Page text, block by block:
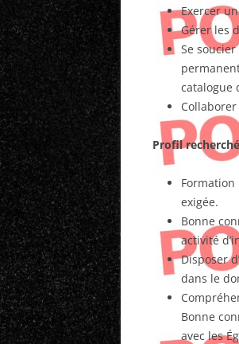
Exercer
Gérer les
Se
catalogue
Collaborer
Profil
exigée.
Bonne
activité
Disposer
dans le
Bonne
avec les